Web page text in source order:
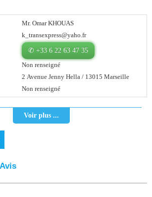
?
Ma Société ?
?
Mr. Omar KHOUAS
k_transexpress@yaho.fr
✆ +33 6 22 63 47 35
Non renseigné
2 Avenue Jenny Hella / 13015 Marseille
Non renseigné
Voir plus ...